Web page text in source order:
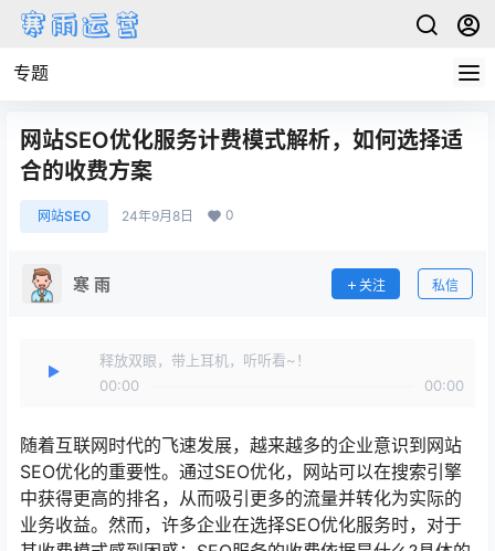
专题
网站SEO优化服务计费模式解析，如何选择适
合的收费方案
网站SEO 24年9月8日 0
寒 雨 关注 私信
释放双眼，带上耳机，听听看~！
00:00
00:00
随着互联网时代的飞速发展，越来越多的企业意识到网站
SEO优化的重要性。通过SEO优化，网站可以在搜索引擎
中获得更高的排名，从而吸引更多的流量并转化为实际的
业务收益。然而，许多企业在选择SEO优化服务时，对于